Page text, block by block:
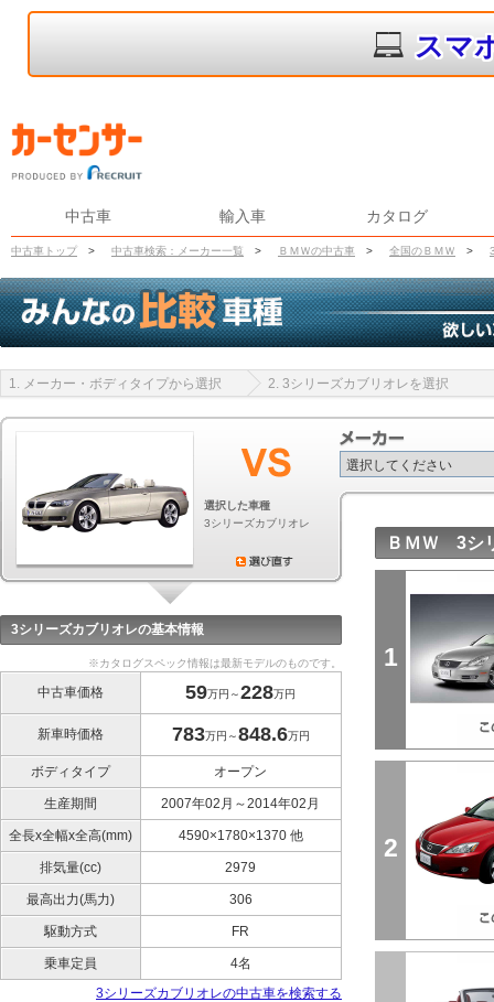
スマ
中古車 輸入車 カタログ
中古車トップ > 中古車検索：メーカー一覧 > ＢＭＷの中古車 > 全国のＢＭＷ >
1. メーカー・ボディタイプから選択 2. 3シリーズカブリオレを選択
選択した車種
3シリーズカブリオレ
3シリーズカブリオレの基本情報
※カタログスペック情報は最新モデルのものです。
中古車価格 59万円～228万円
新車時価格 783万円～848.6万円
ボディタイプ オープン
生産期間 2007年02月～2014年02月
全長x全幅x全高(mm) 4590×1780×1370 他
排気量(cc) 2979
最高出力(馬力) 306
駆動方式 FR
乗車定員
4名
3シリーズカブリオレの中古車を検索する
ＢＭＷ 3シ
1
2